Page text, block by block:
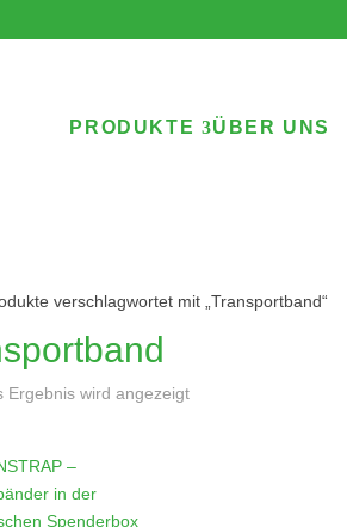
PRODUKTE ÜBER UNS
verschlagwortet mit „Transportband“
Ergebnis wird angezeigt